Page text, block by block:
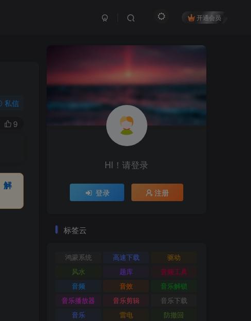
开通会员
私信
9
解
HI！请登录
登录 注册
标签云
鸿蒙系统 高速下载
驱动
风水
题库
音频工具
音频
音效
音乐解锁
音乐播放器
音乐剪辑
音乐下载
音乐
雷电
防撤回